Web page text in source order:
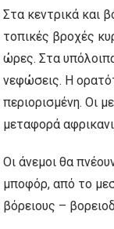
Στα κεντρικά και
τοπικές βροχές
ώρες. Στα
νεφώσεις. Η
περιορισμένη. Οι
μεταφορά
Οι άνεμοι θα
μποφόρ, από το
βόρειους –